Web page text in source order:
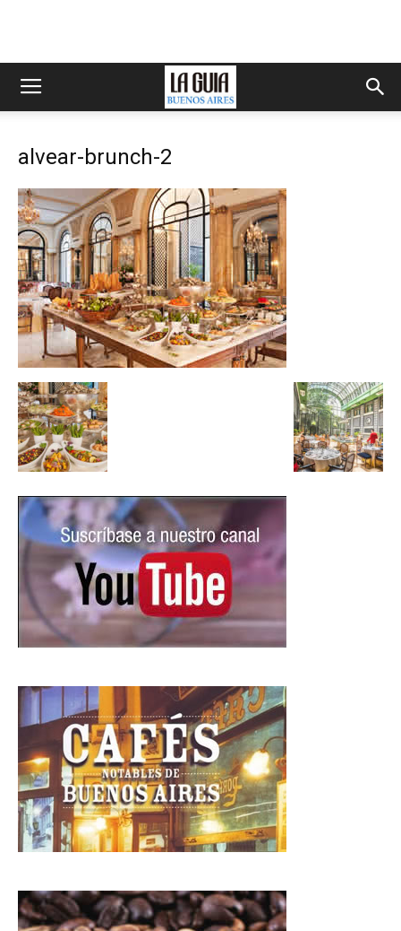
alvear-brunch-2